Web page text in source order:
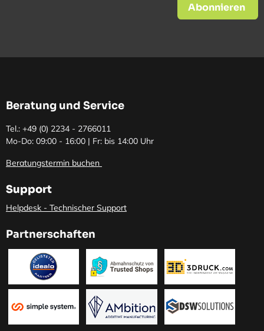
Abonnieren
Beratung und Service
Tel.: +49 (0) 2234 - 2766011
Mo-Do: 09:00 - 16:00 | Fr: bis 14:00 Uhr
Beratungstermin buchen
Support
Helpdesk - Technischer Support
Partnerschaften